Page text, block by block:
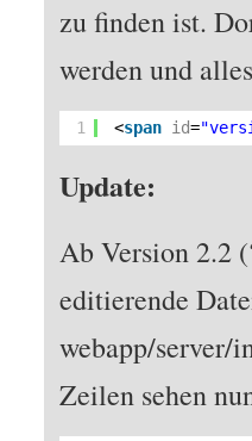
zu finden ist.
werden und
1 <span id=
Update:
Ab Version 2.2
editierende
webapp/server/
Zeilen sehen